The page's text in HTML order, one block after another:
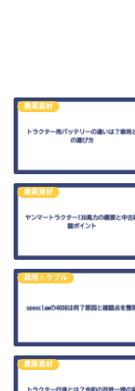
農業資材
農業資材
栽培トラブル
農業資材